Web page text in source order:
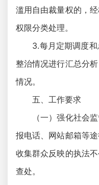
滥用自由裁量权的，
权限分类处理。
3.每月定期调度和
整治情况进行汇总分
情况。
五、工作要求
（一）强化社会监
报电话、网站邮箱等
收集群众反映的执法
查处。